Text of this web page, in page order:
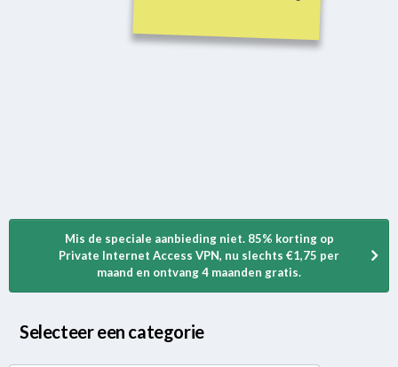
Mis de speciale aanbieding niet. 85% korting op
Private Internet Access VPN, nu slechts €1,75 per
maand en ontvang 4 maanden gratis.
Selecteer een categorie